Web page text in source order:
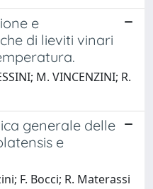
e
di lieviti vinari
M. VINCENZINI; R.
generale delle
e
F. Bocci; R. Materassi